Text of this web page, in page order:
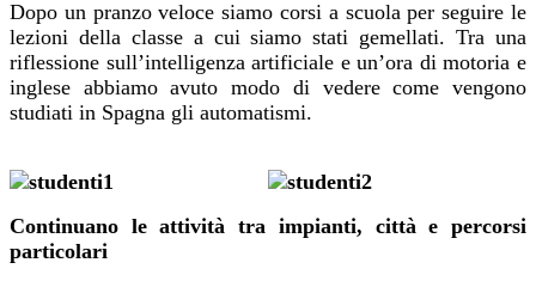
Dopo un pranzo veloce siamo corsi a scuola per seguire le
lezioni della classe a cui siamo stati gemellati. Tra una
riflessione sull’intelligenza artificiale e un’ora di motoria e
inglese abbiamo avuto modo di vedere come vengono
studiati in Spagna gli automatismi.
Continuano le attività tra impianti, città e percorsi
particolari